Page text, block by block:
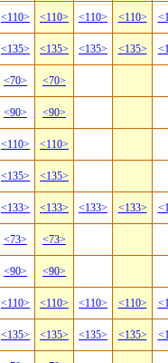
<110> <110> <110> <110>
<135> <135> <135> <135>
<70> <70>
<90> <90>
<110> <110>
<135> <135>
<133> <133> <133> <133>
<73> <73>
<90> <90>
<110> <110> <110> <110>
<135> <135> <135> <135>